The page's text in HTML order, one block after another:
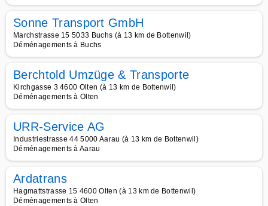
Sonne Transport GmbH
Marchstrasse 15 5033 Buchs (à 13 km de Bottenwil)
Déménagements à Buchs
Berchtold Umzüge & Transporte
Kirchgasse 3 4600 Olten (à 13 km de Bottenwil)
Déménagements à Olten
URR-Service AG
Industriestrasse 44 5000 Aarau (à 13 km de Bottenwil)
Déménagements à Aarau
Ardatrans
Hagmattstrasse 15 4600 Olten (à 13 km de Bottenwil)
Déménagements à Olten